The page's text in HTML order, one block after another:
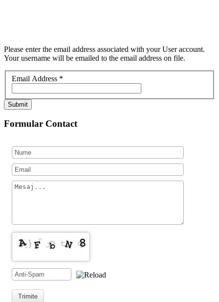
Please enter the email address associated with your User account.
Your username will be emailed to the email address on file.
Email Address *
Submit
Formular Contact
Trimite